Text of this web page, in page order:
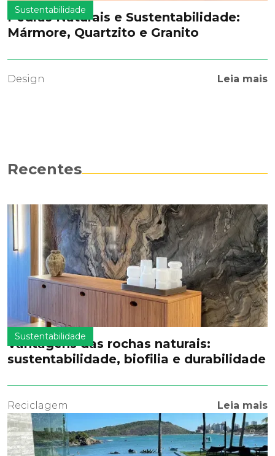
Sustentabilidade
Pedras Naturais e Sustentabilidade:
Mármore, Quartzito e Granito
Design Leia mais
Recentes
Sustentabilidade
Vantagens das rochas naturais:
sustentabilidade, biofilia e durabilidade
Reciclagem Leia mais